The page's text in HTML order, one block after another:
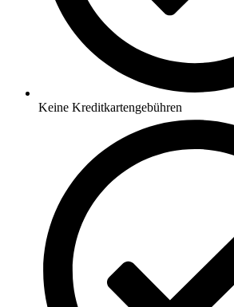
Keine Kreditkartengebühren